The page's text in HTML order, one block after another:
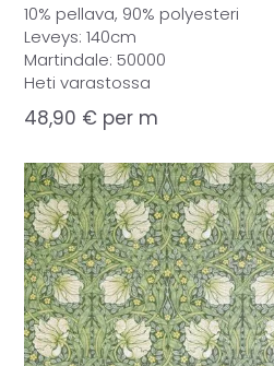
10% pellava, 90% polyesteri
Leveys: 140cm
Martindale: 50000
Heti varastossa
48,90 € per m